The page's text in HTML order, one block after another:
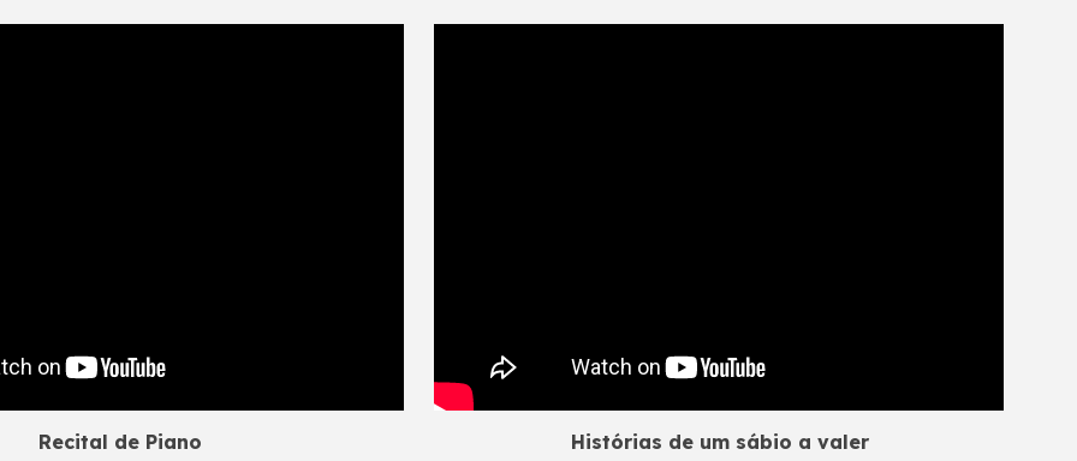
Recital de Piano
Histórias de um sábio a valer